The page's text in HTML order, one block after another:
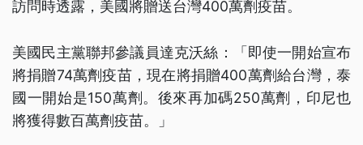
訪問時透露，美國將贈送台灣400萬劑疫苗。
美國民主黨聯邦參議員達克沃絲：「即使一開始宣布
將捐贈74萬劑疫苗，現在將捐贈400萬劑給台灣，泰
國一開始是150萬劑。後來再加碼250萬劑，印尼也
將獲得數百萬劑疫苗。」